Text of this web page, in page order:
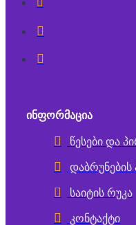
ᲘᲜᲤᲝᲠᲛᲐᲪᲘᲐ
წესები და
საიტის რუკა
კონტაქტი